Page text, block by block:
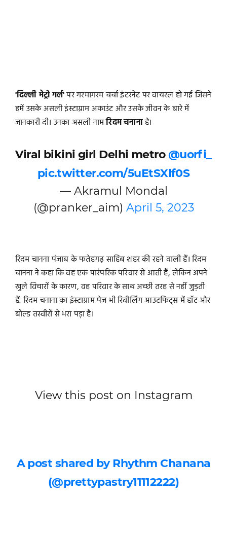
'दिल्ली मेट्रो गर्ल'पर गरमागरम चर्चा इंटरनेट पर वायरल हो गई जिसने
हमें उसके असली इंस्टाग्राम अकाउंट और उसके जीवन के बारे में
जानकारी दी। उनका असली नामरिदम चनानाहै।
Viral bikini girl Delhi metro@uorfi_
pic.twitter.com/5uEtSXlf0S
— Akramul Mondal
(@pranker_aim) April 5, 2023
रिदम चानना पंजाब के फतेहगढ़ साहिब शहर की रहने वाली हैं। रिदम
चानना ने कहा कि वह एक पारंपरिक परिवार से आती हैं, लेकिन अपने
खुले विचारों के कारण, वह परिवार के साथ अच्छी तरह से नहीं जुड़ती
हैं. रिदम चनाना का इंस्टाग्राम पेज भी रिवीलिंग आउटफिट्स में हॉट और
बोल्ड तस्वीरों से भरा पड़ा है।
View this post on Instagram
A post shared by Rhythm Chanana
(@prettypastry11112222)